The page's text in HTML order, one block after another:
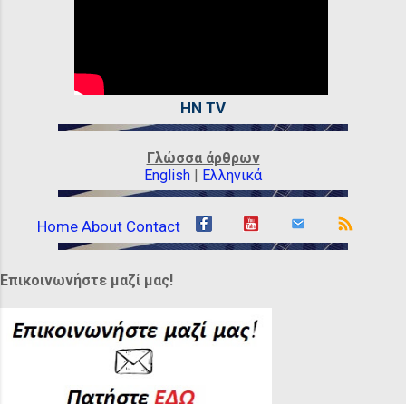
HN TV
Γλώσσα άρθρων
English | Ελληνικά
Home About Contact
Επικοινωνήστε μαζί μας!